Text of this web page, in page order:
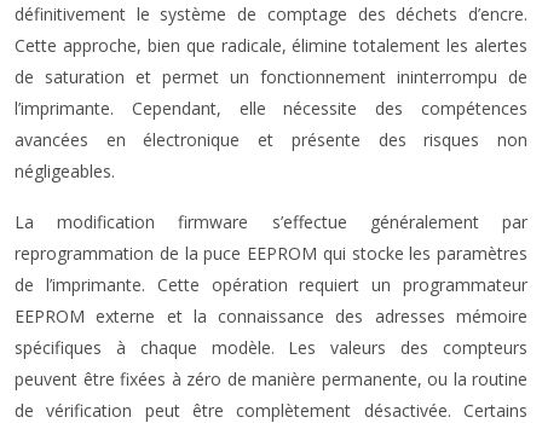
définitivement le système de comptage des déchets d’encre.
Cette approche, bien que radicale, élimine totalement les alertes
de saturation et permet un fonctionnement ininterrompu de
l’imprimante. Cependant, elle nécessite des compétences
avancées en électronique et présente des risques non
négligeables.
La modification firmware s’effectue généralement par
reprogrammation de la puce EEPROM qui stocke les paramètres
de l’imprimante. Cette opération requiert un programmateur
EEPROM externe et la connaissance des adresses mémoire
spécifiques à chaque modèle. Les valeurs des compteurs
peuvent être fixées à zéro de manière permanente, ou la routine
de vérification peut être complètement désactivée. Certains